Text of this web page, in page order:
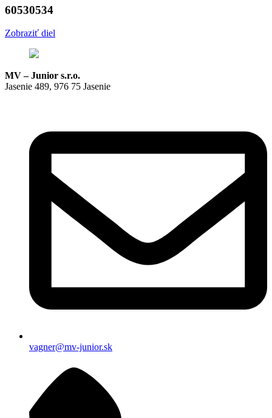
60530534
Zobraziť diel
MV – Junior s.r.o.
Jasenie 489, 976 75 Jasenie
vagner@mv-junior.sk